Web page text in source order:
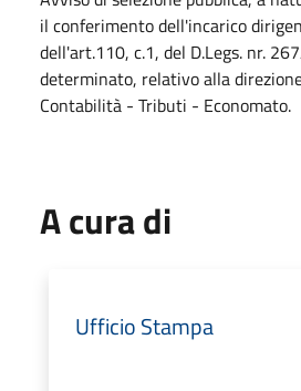
il conferimento dell'incarico
dell'art.110, c.1, del D.Legs. nr.
determinato, relativo alla
Contabilità - Tributi - Economato.
A cura di
Ufficio Stampa